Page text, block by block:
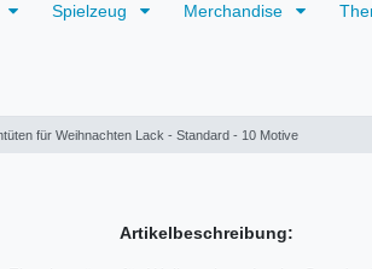
Spielzeug Merchandise
für Weihnachten Lack - Standard - 10 Motive
Artikelbeschreibung: